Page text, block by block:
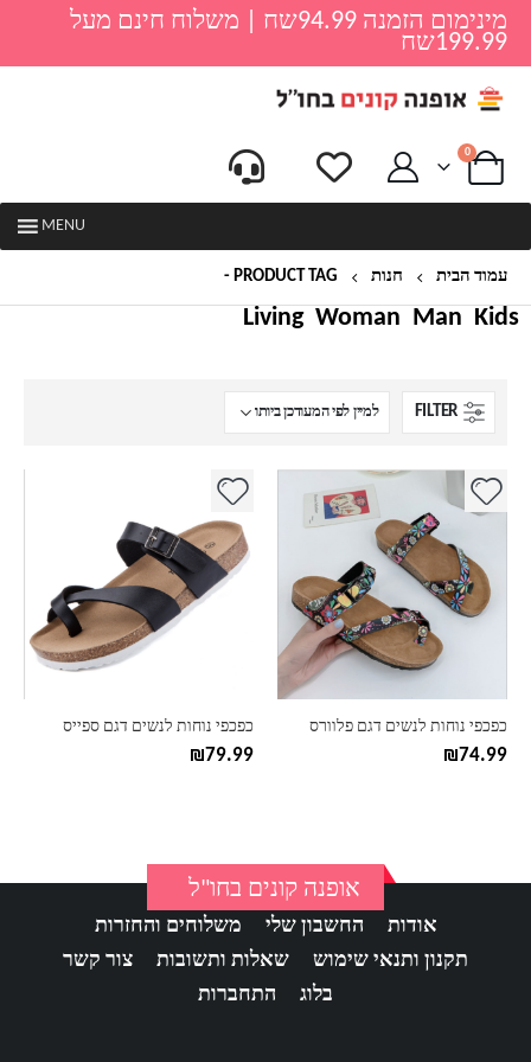
מינימום הזמנה 94.99שח | משלוח חינם מעל
199.99שח
0
MENU
עמוד הבית חנות PRODUCT TAG -
Kids
Man
Woman
Living
FILTER
כפכפי נוחות לנשים דגם פלוורס
₪74.99
למוצר
מספר
סוגים.
ניתן
כפכפי נוחות לנשים דגם ספייס
₪79.99
למוצר
יש
מספר
סוגים.
אופנה קונים בחו"ל
אודות החשבון שלי
משלוחים והחזרות
תקנון ותנאי שימוש
שאלות ותשובות
צור קשר
בלוג
התחברות